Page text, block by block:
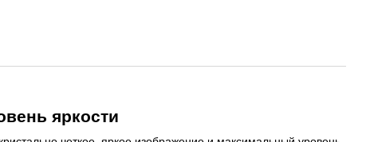
яркости